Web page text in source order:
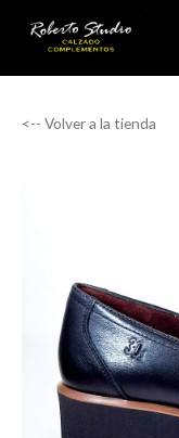
<-- Volver a la tienda